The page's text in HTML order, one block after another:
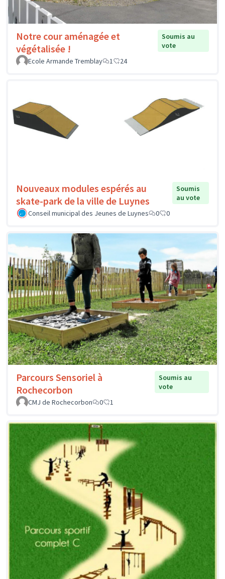
Notre cour aménagée et
végétalisée !
Soumis au
vote
Ecole Armande Tremblay
1 24
Nouveaux modules espérés au
skate-park de la ville de Luynes
Soumis
au vote
Conseil municipal des Jeunes de Luynes
0 0
Parcours Sensoriel à
Rochecorbon
Soumis au
vote
CMJ de Rochecorbon
0 1